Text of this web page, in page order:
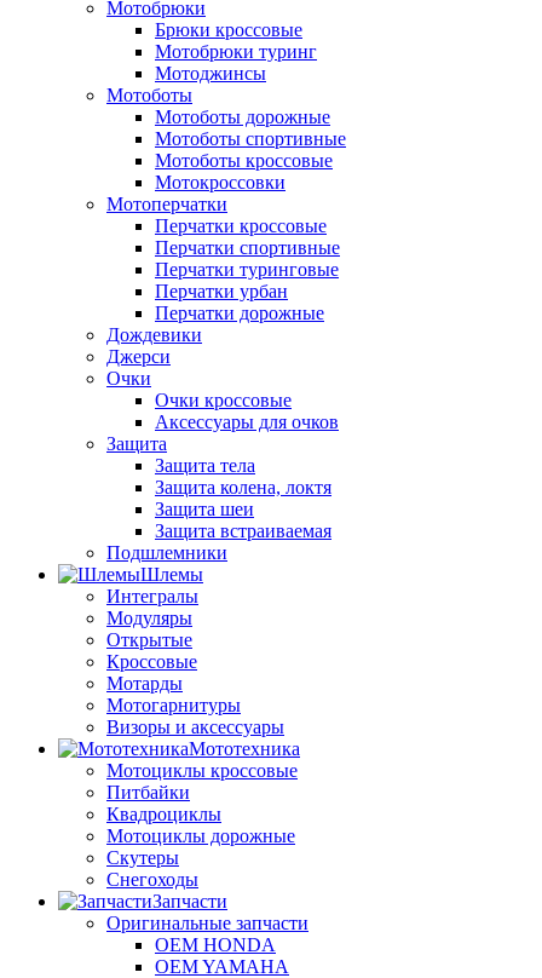
Мотобрюки
Брюки кроссовые
Мотобрюки туринг
Мотоджинсы
Мотоботы
Мотоботы дорожные
Мотоботы спортивные
Мотоботы кроссовые
Мотокроссовки
Мотоперчатки
Перчатки кроссовые
Перчатки спортивные
Перчатки туринговые
Перчатки урбан
Перчатки дорожные
Дождевики
Джерси
Очки
Очки кроссовые
Аксессуары для очков
Защита
Защита тела
Защита колена, локтя
Защита шеи
Защита встраиваемая
Подшлемники
Шлемы
Интегралы
Модуляры
Открытые
Кроссовые
Мотарды
Мотогарнитуры
Визоры и аксессуары
Мототехника
Мотоциклы кроссовые
Питбайки
Квадроциклы
Мотоциклы дорожные
Скутеры
Снегоходы
Запчасти
Оригинальные запчасти
OEM HONDA
OEM YAMAHA